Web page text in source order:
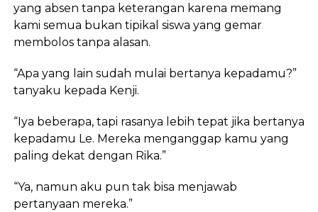
yang absen tanpa keterangan karena memang
kami semua bukan tipikal siswa yang gemar
membolos tanpa alasan.
“Apa yang lain sudah mulai bertanya kepadamu?”
tanyaku kepada Kenji.
“Iya beberapa, tapi rasanya lebih tepat jika bertanya
kepadamu Le. Mereka menganggap kamu yang
paling dekat dengan Rika.”
“Ya, namun aku pun tak bisa menjawab
pertanyaan mereka.”